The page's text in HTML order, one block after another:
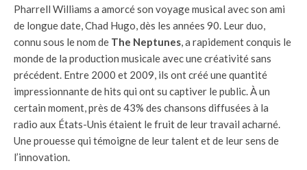
Pharrell Williams a amorcé son voyage musical avec son ami
de longue date, Chad Hugo, dès les années 90. Leur duo,
connu sous le nom de The Neptunes, a rapidement conquis le
monde de la production musicale avec une créativité sans
précédent. Entre 2000 et 2009, ils ont créé une quantité
impressionnante de hits qui ont su captiver le public. À un
certain moment, près de 43% des chansons diffusées à la
radio aux États-Unis étaient le fruit de leur travail acharné.
Une prouesse qui témoigne de leur talent et de leur sens de
l’innovation.